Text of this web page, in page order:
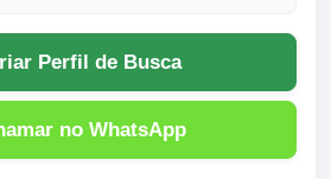
Perfil de Busca
no WhatsApp